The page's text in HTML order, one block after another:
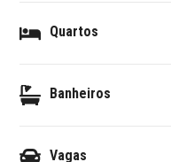
Quartos
Banheiros
Vagas